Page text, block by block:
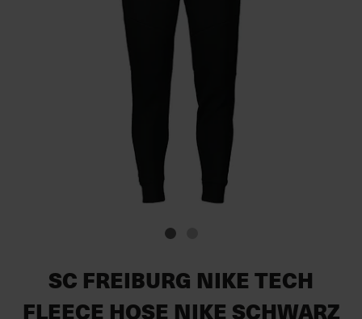
SC FREIBURG NIKE TECH
FLEECE HOSE NIKE SCHWARZ